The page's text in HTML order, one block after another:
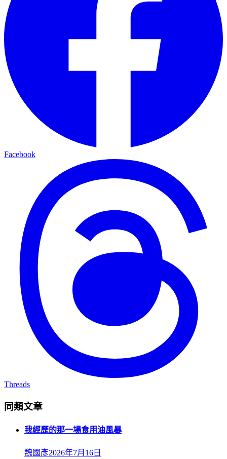
Facebook
Threads
同類文章
我經歷的那一場食用油風暴
魏國彥2026年7月16日